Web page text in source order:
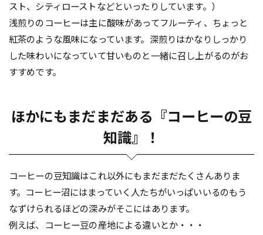
スト、シティローストなどといったりしています。）
浅煎りのコーヒーは主に酸味があってフルーティ、ちょっと
紅茶のような風味になっています。深煎りはかなりしっかり
した味わいになっていて甘いものと一緒に召し上がるのがお
すすめです。
ほかにもまだまだある『コーヒーの豆
知識』！
コーヒーの豆知識はこれ以外にもまだまだたくさんありま
す。コーヒー沼にはまっていく人たちがいっぱいいるのもう
なずけられるほどの深みがそこにはあります。
例えば、コーヒー豆の産地による違いとか・・・